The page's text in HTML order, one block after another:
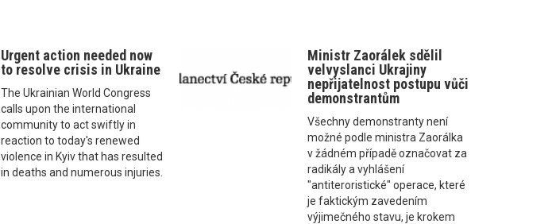
Urgent action needed now
to resolve crisis in Ukraine
The Ukrainian World Congress
calls upon the international
community to act swiftly in
reaction to today's renewed
violence in Kyiv that has resulted
in deaths and numerous injuries.
Ministr Zaorálek sdělil
velvyslanci Ukrajiny
nepřijatelnost postupu vůči
demonstrantům
Všechny demonstranty není
možné podle ministra Zaorálka
v žádném případě označovat za
radikály a vyhlášení
"antiteroristické" operace, které
je faktickým zavedením
výjimečného stavu, je krokem